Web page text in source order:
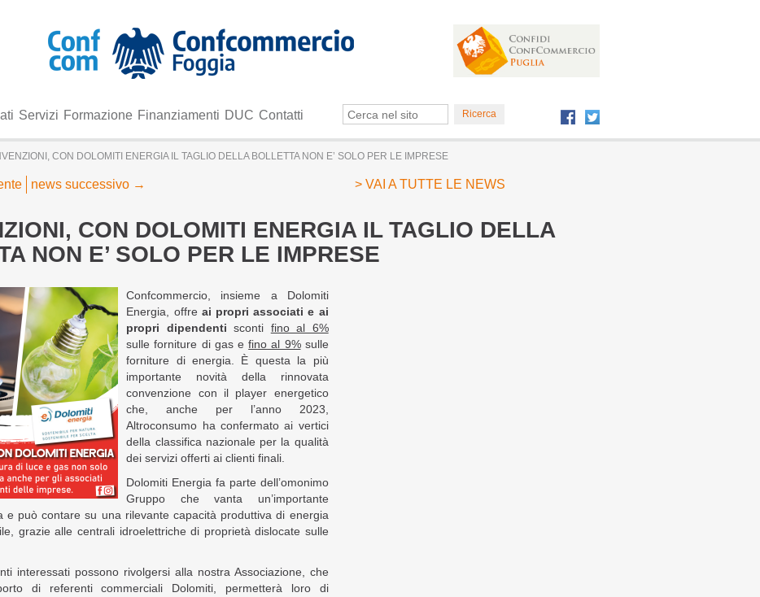
Servizi Formazione Finanziamenti DUC Contatti
CON DOLOMITI ENERGIA IL TAGLIO DELLA BOLLETTA NON E’ SOLO PER LE IMPRESE
news successivo →
CON DOLOMITI ENERGIA IL TAGLIO DELLA
NON E’ SOLO PER LE IMPRESE
> VAI A TUTTE LE NEWS
Confcommercio, insieme a Dolomiti
Energia, offre ai propri associati e ai
propri dipendenti sconti fino al 6%
sulle forniture di gas efino al 9%sulle
forniture di energia. È questa la più
importante novità della rinnovata
convenzione con il player energetico
che, anche per l’anno 2023,
Altroconsumo ha confermato ai vertici
della classifica nazionale per la qualità
dei servizi offerti ai clienti finali.
Dolomiti Energia fa parte dell’omonimo
Gruppo che vanta un’importante
e può contare su una rilevante capacità produttiva di energia
grazie alle centrali idroelettriche di proprietà dislocate sulle
interessati possono rivolgersi alla nostra Associazione, che
di referenti commerciali Dolomiti, permetterà loro di